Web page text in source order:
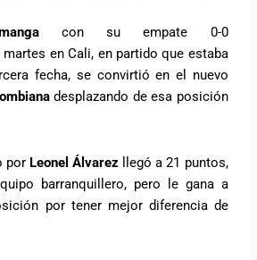
con su empate 0-0
martes en Cali, en partido que estaba
fecha, se convirtió en el nuevo
desplazando de esa posición
por Leonel Álvarez llegó a 21 puntos,
barranquillero, pero le gana a
por tener mejor diferencia de